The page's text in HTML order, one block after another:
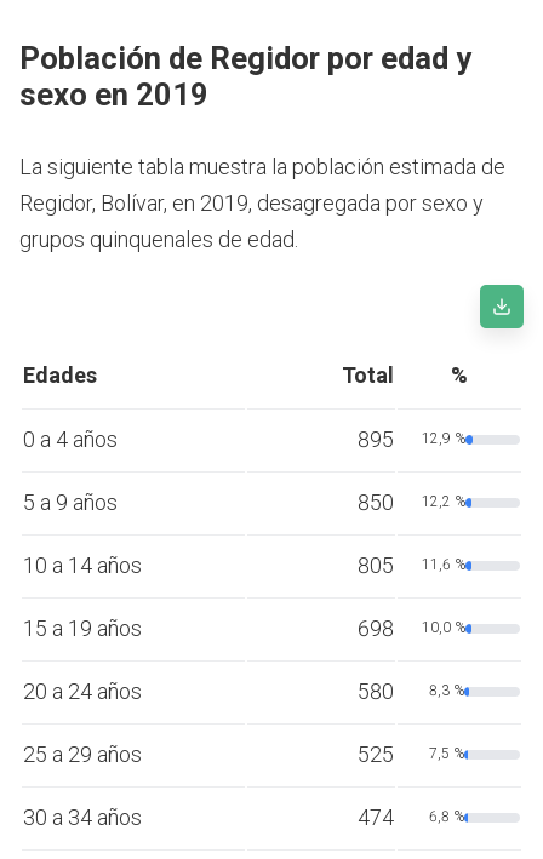
Población de Regidor por edad y
sexo en 2019
La siguiente tabla muestra la población estimada de
Regidor, Bolívar, en 2019, desagregada por sexo y
grupos quinquenales de edad.
Edades Total %
0 a 4 años 895 12,9 %
5 a 9 años 850 12,2 %
10 a 14 años 805 11,6 %
15 a 19 años 698 10,0 %
20 a 24 años 580 8,3 %
25 a 29 años 525 7,5 %
30 a 34 años 474 6,8 %